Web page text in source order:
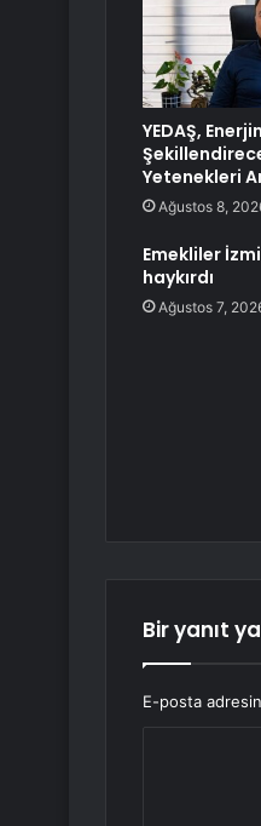
YEDAŞ,
Yetenekleri
Ağustos 8,
Emekliler
haykırdı
Ağustos 7,
Bir yanıt
E-posta